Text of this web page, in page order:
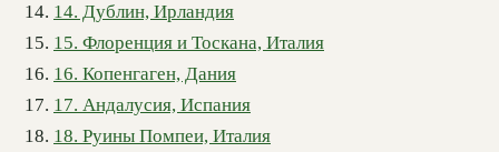
14. Дублин, Ирландия
15. Флоренция и Тоскана, Италия
16. Копенгаген, Дания
17. Андалусия, Испания
18. Руины Помпеи, Италия